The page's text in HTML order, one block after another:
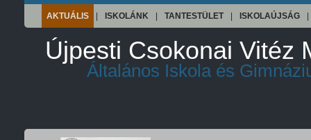
AKTUÁLIS ISKOLÁNK TANTESTÜLET ISKOLAÚJSÁG
Újpesti Csokonai Vitéz
Általános Iskola és